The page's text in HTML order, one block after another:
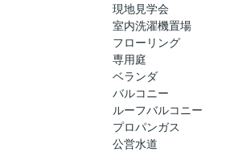
現地見学会
室内洗濯機置場
フローリング
専用庭
ベランダ
バルコニー
ルーフバルコニー
プロパンガス
公営水道